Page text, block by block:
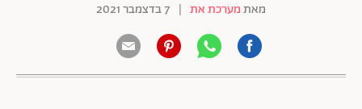
מאתמערכת את | 7 בדצמבר 2021